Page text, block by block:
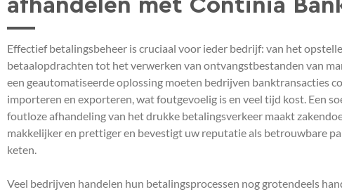
afhandelen met Continia
Effectief betalingsbeheer is cruciaal voor ieder bedrijf: van het
betaalopdrachten tot het verwerken van ontvangstbestanden van
een geautomatiseerde oplossing moeten bedrijven banktransacties
importeren en exporteren, wat foutgevoelig is en veel tijd kost. Een
foutloze afhandeling van het drukke betalingsverkeer maakt
makkelijker en prettiger en bevestigt uw reputatie als betrouwbare
keten.
Veel bedrijven handelen hun betalingsprocessen nog grotendeels